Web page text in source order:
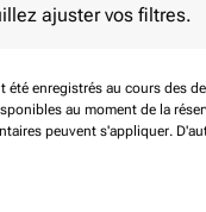
ajuster vos filtres.
été enregistrés au cours des
au moment de la
peuvent s'appliquer.